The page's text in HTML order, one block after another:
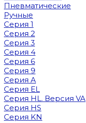
Пневматические
Ручные
Серия 1
Серия 2
Серия 3
Серия 4
Серия 6
Серия 9
Серия A
Серия EL
Серия HL. Версия VA
Серия HS
Серия KN